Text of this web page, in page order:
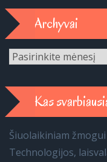
Archyvai
Archyvai
Kas
Šiuolaikiniam
Technologijos,